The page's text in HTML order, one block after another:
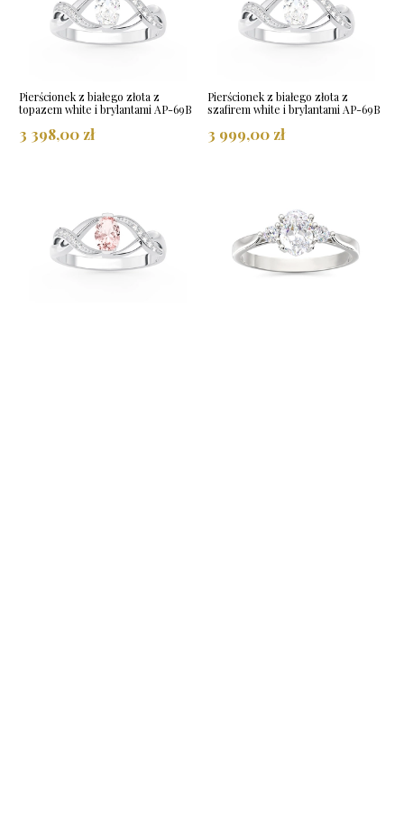
Pierścionek z białego złota z
topazem white i brylantami AP-69B
3 398,00 zł
Pierścionek z białego złota z
szafirem white i brylantami AP-69B
3 999,00 zł